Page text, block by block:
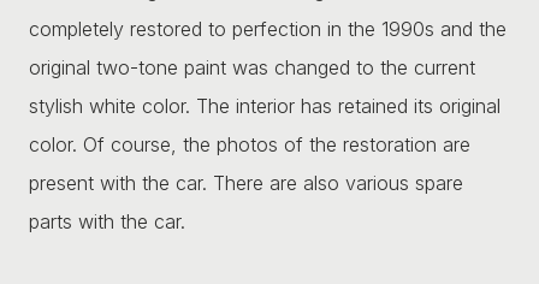
completely restored to perfection in the 1990s and the
original two-tone paint was changed to the current
stylish white color. The interior has retained its original
color. Of course, the photos of the restoration are
present with the car. There are also various spare
parts with the car.